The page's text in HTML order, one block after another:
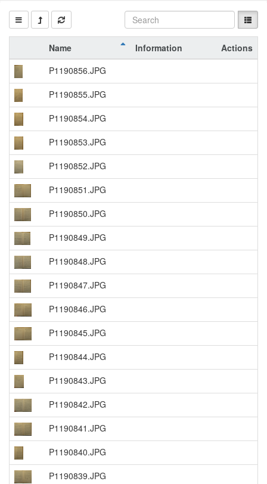
Name Information
Actions
P1190856.JPG
P1190855.JPG
P1190854.JPG
P1190853.JPG
P1190852.JPG
P1190851.JPG
P1190850.JPG
P1190849.JPG
P1190848.JPG
P1190847.JPG
P1190846.JPG
P1190845.JPG
P1190844.JPG
P1190843.JPG
P1190842.JPG
P1190841.JPG
P1190840.JPG
P1190839.JPG